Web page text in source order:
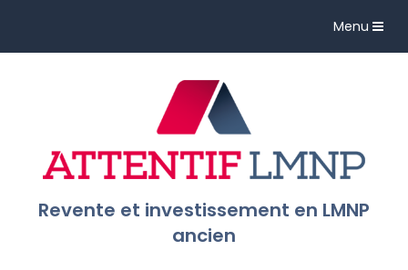
Toggle
Menu
Revente et investissement en LMNP
ancien